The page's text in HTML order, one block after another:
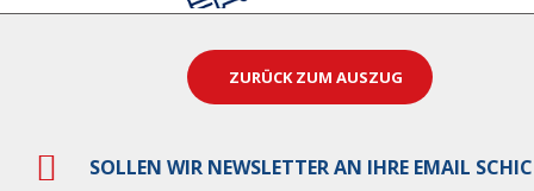
ZURÜCK ZUM AUSZUG
SOLLEN WIR NEWSLETTER AN IHRE EMAIL